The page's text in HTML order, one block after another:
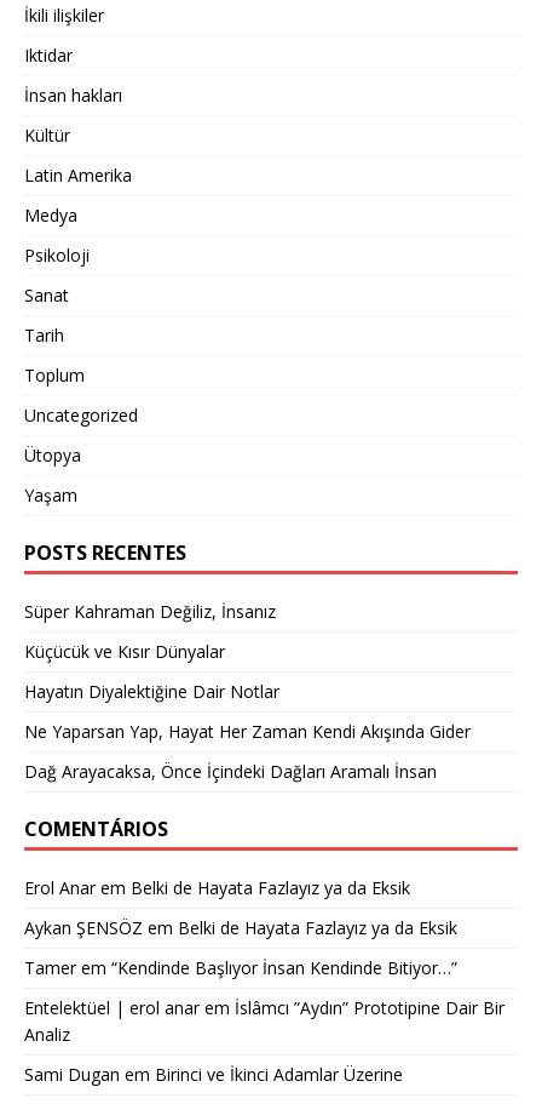
İkili ilişkiler
Iktidar
İnsan hakları
Kültür
Latin Amerika
Medya
Psikoloji
Sanat
Tarih
Toplum
Uncategorized
Ütopya
Yaşam
POSTS RECENTES
Süper Kahraman Değiliz, İnsanız
Küçücük ve Kısır Dünyalar
Hayatın Diyalektiğine Dair Notlar
Ne Yaparsan Yap, Hayat Her Zaman Kendi Akışında Gider
Dağ Arayacaksa, Önce İçindeki Dağları Aramalı İnsan
COMENTÁRIOS
Erol Anarem Belki de Hayata Fazlayız ya da Eksik
Aykan ŞENSÖZ em Belki de Hayata Fazlayız ya da Eksik
Tamerem “Kendinde Başlıyor İnsan Kendinde Bitiyor…”
Entelektüel | erol anarem İslâmcı ”Aydın” Prototipine Dair Bir
Analiz
Sami Dugan em Birinci ve İkinci Adamlar Üzerine